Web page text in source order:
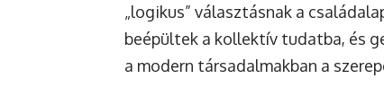
„logikus” választásnak a
beépültek a kollektív tudatba, és
a modern társadalmakban a